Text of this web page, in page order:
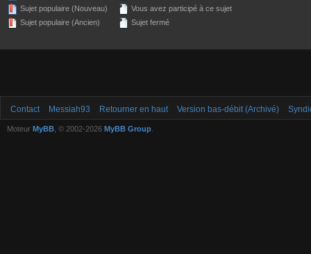
Sujet populaire (Nouveau)
Sujet populaire (Ancien)
Vous avez participé à ce sujet
Sujet fermé
Contact Messiah93 Retourner en haut Version bas-débit (Archivé)
Moteur MyBB , © 2002-2026 MyBB Group